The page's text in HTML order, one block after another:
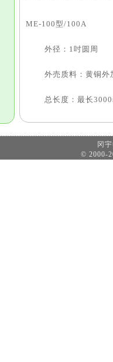
ME-100型/100A
外径：1吋圆周
外売质料：黄铜外
总长度：最长
冈
© 2000-